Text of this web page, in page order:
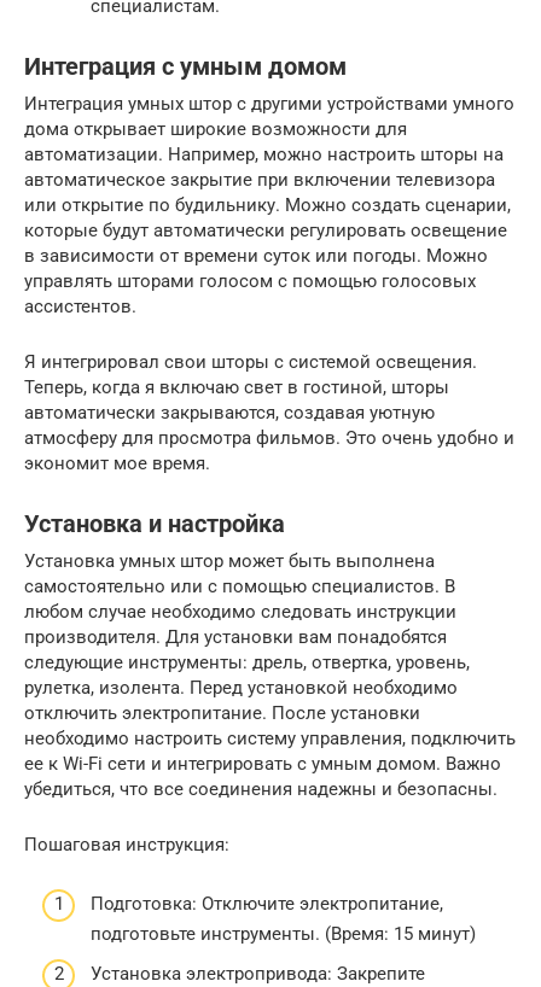
специалистам.
Интеграция с умным домом
Интеграция умных штор с другими устройствами умного
дома открывает широкие возможности для
автоматизации. Например, можно настроить шторы на
автоматическое закрытие при включении телевизора
или открытие по будильнику. Можно создать сценарии,
которые будут автоматически регулировать освещение
в зависимости от времени суток или погоды. Можно
управлять шторами голосом с помощью голосовых
ассистентов.
Я интегрировал свои шторы с системой освещения.
Теперь, когда я включаю свет в гостиной, шторы
автоматически закрываются, создавая уютную
атмосферу для просмотра фильмов. Это очень удобно и
экономит мое время.
Установка и настройка
Установка умных штор может быть выполнена
самостоятельно или с помощью специалистов. В
любом случае необходимо следовать инструкции
производителя. Для установки вам понадобятся
следующие инструменты: дрель, отвертка, уровень,
рулетка, изолента. Перед установкой необходимо
отключить электропитание. После установки
необходимо настроить систему управления, подключить
ее к Wi-Fi сети и интегрировать с умным домом. Важно
убедиться, что все соединения надежны и безопасны.
Пошаговая инструкция:
Подготовка: Отключите электропитание,
подготовьте инструменты. (Время: 15 минут)
Установка электропривода: Закрепите